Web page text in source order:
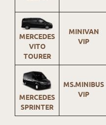
MERCEDES
VITO
TOURER
MINIVAN
VIP
MERCEDES
SPRINTER
MS.MINIBUS
VIP